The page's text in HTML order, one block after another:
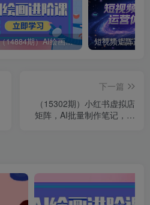
（14884期）AI绘画进阶课，涵盖电商摄影等多领域，PS操作与AI工具使用全面教学
下一篇
（15302期）小红书虚拟店
矩阵，AI批量制作笔记，自